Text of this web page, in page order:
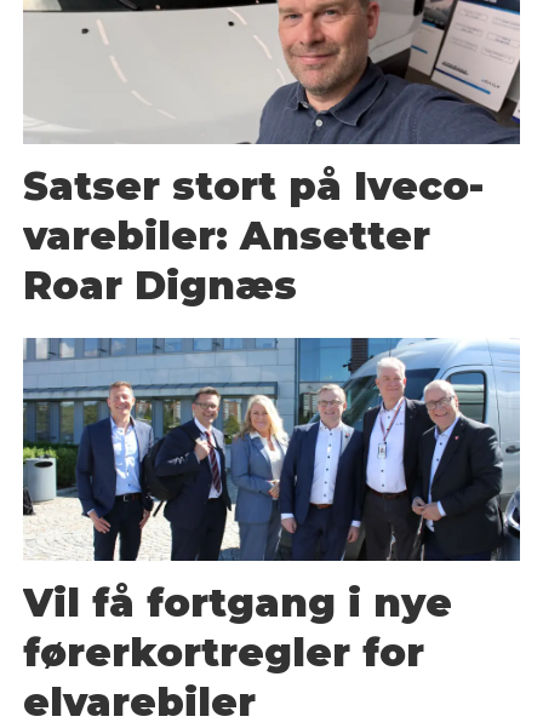
Satser stort på Iveco-
varebiler: Ansetter
Roar Dignæs
Vil få fortgang i nye
førerkortregler for
elvarebiler